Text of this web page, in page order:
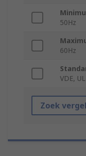
50Hz
60Hz
VDE, UL
Zoek